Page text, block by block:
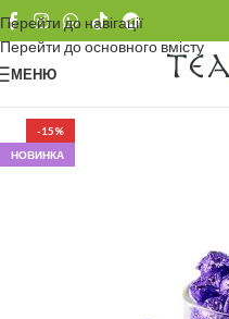
Перейти до навігації
Перейти до основного вмісту
МЕНЮ
-15%
НОВИНКА